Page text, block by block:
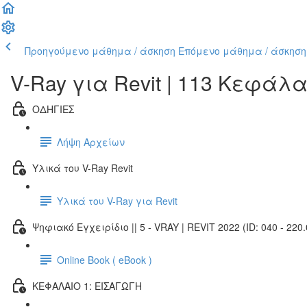
Προηγούμενο μάθημα / άσκηση Επόμενο μάθημα / άσκηση
V-Ray για Revit | 113
ΟΔΗΓΙΕΣ
Λήψη Αρχείων
Υλικά του V-Ray Revit
Υλικά του V-Ray για Revit
Ψηφιακό Εγχειρίδιο || 5 - VRAY | REVIT 2022 (ID: 040 -
Online Book ( eBook )
ΚΕΦΑΛΑΙΟ 1: ΕΙΣΑΓΩΓΗ